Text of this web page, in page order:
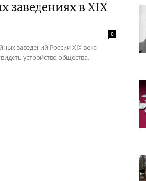
заведениях в XIX
0
заведений России XIX века
устройство общества.